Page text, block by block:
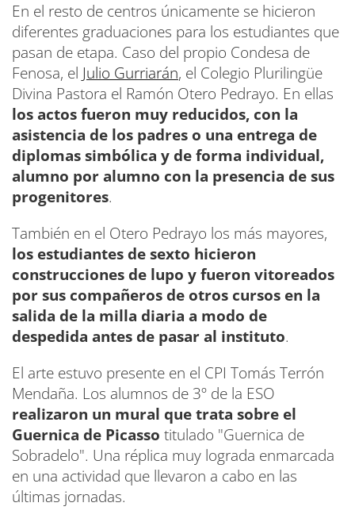
En el resto de centros únicamente se hicieron
diferentes graduaciones para los estudiantes que
pasan de etapa. Caso del propio Condesa de
Fenosa, el Julio Gurriarán, el Colegio Plurilingüe
Divina Pastora el Ramón Otero Pedrayo. En ellas
los actos fueron muy reducidos, con la
asistencia de los padres o una entrega de
diplomas simbólica y de forma individual,
alumno por alumno con la presencia de sus
progenitores.
También en el Otero Pedrayo los más mayores,
los estudiantes de sexto hicieron
construcciones de lupo y fueron vitoreados
por sus compañeros de otros cursos en la
salida de la milla diaria a modo de
despedida antes de pasar al instituto.
El arte estuvo presente en el CPI Tomás Terrón
Mendaña. Los alumnos de 3º de la ESO
realizaron un mural que trata sobre el
Guernica de Picasso titulado "Guernica de
Sobradelo". Una réplica muy lograda enmarcada
en una actividad que llevaron a cabo en las
últimas jornadas.